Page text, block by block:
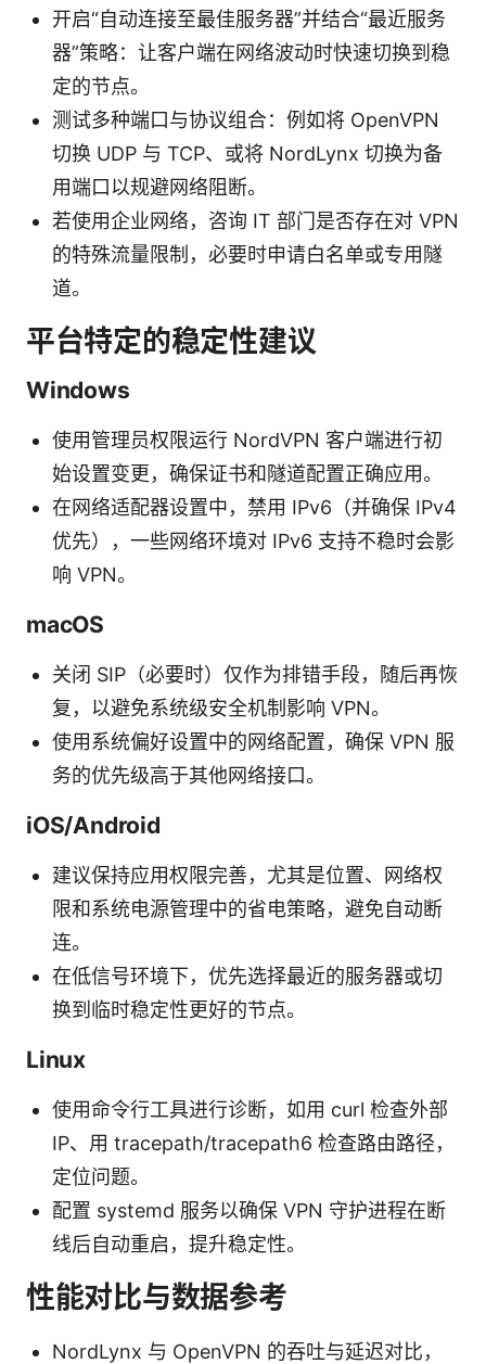
开启“自动连接至最佳服务器”并结合“最近服务
器”策略：让客户端在网络波动时快速切换到稳
定的节点。
测试多种端口与协议组合：例如将 OpenVPN
切换 UDP 与 TCP、或将 NordLynx 切换为备
用端口以规避网络阻断。
若使用企业网络，咨询 IT 部门是否存在对 VPN
的特殊流量限制，必要时申请白名单或专用隧
道。
平台特定的稳定性建议
Windows
使用管理员权限运行 NordVPN 客户端进行初
始设置变更，确保证书和隧道配置正确应用。
在网络适配器设置中，禁用 IPv6（并确保 IPv4
优先），一些网络环境对 IPv6 支持不稳时会影
响 VPN。
macOS
关闭 SIP（必要时）仅作为排错手段，随后再恢
复，以避免系统级安全机制影响 VPN。
使用系统偏好设置中的网络配置，确保 VPN 服
务的优先级高于其他网络接口。
iOS/Android
建议保持应用权限完善，尤其是位置、网络权
限和系统电源管理中的省电策略，避免自动断
连。
在低信号环境下，优先选择最近的服务器或切
换到临时稳定性更好的节点。
Linux
使用命令行工具进行诊断，如用 curl 检查外部
IP、用 tracepath/tracepath6 检查路由路径，
定位问题。
配置 systemd 服务以确保 VPN 守护进程在断
线后自动重启，提升稳定性。
性能对比与数据参考
NordLynx 与 OpenVPN 的吞吐与延迟对比，